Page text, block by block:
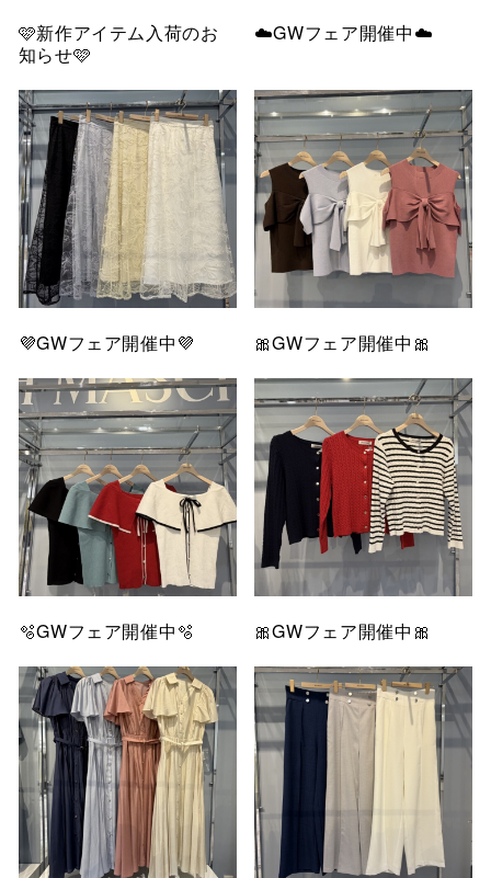
🩷新作アイテム入荷のお
知らせ🩷
☁️GWフェア開催中☁️
💜GWフェア開催中💜 🎀GWフェア開催中🎀
🫧GWフェア開催中🫧 🎀GWフェア開催中🎀